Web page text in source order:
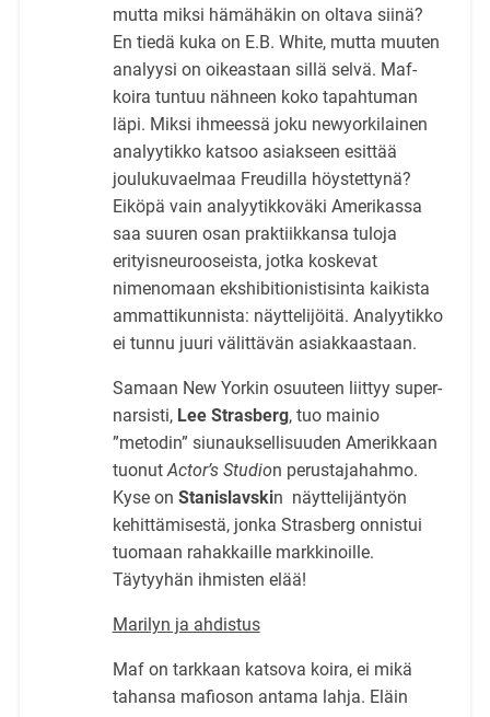
mutta miksi hämähäkin on oltava siinä?
En tiedä kuka on E.B. White, mutta muuten
analyysi on oikeastaan sillä selvä. Maf-
koira tuntuu nähneen koko tapahtuman
läpi. Miksi ihmeessä joku newyorkilainen
analyytikko katsoo asiakseen esittää
joulukuvaelmaa Freudilla höystettynä?
Eiköpä vain analyytikkoväki Amerikassa
saa suuren osan praktiikkansa tuloja
erityisneurooseista, jotka koskevat
nimenomaan ekshibitionistisinta kaikista
ammattikunnista: näyttelijöitä. Analyytikko
ei tunnu juuri välittävän asiakkaastaan.
Samaan New Yorkin osuuteen liittyy super-
narsisti, Lee Strasberg, tuo mainio
”metodin” siunauksellisuuden Amerikkaan
tuonutActor’s Studion perustajahahmo.
Kyse on Stanislavskin näyttelijäntyön
kehittämisestä, jonka Strasberg onnistui
tuomaan rahakkaille markkinoille.
Täytyyhän ihmisten elää!
Marilyn ja ahdistus
Maf on tarkkaan katsova koira, ei mikä
tahansa mafioson antama lahja. Eläin